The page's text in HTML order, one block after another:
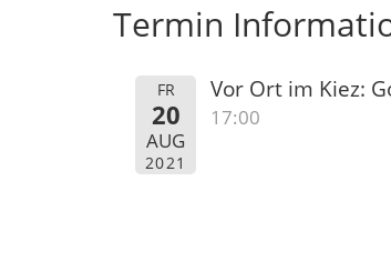
Termin
FR
20
AUG
2021
Vor Ort im Kiez:
17:00